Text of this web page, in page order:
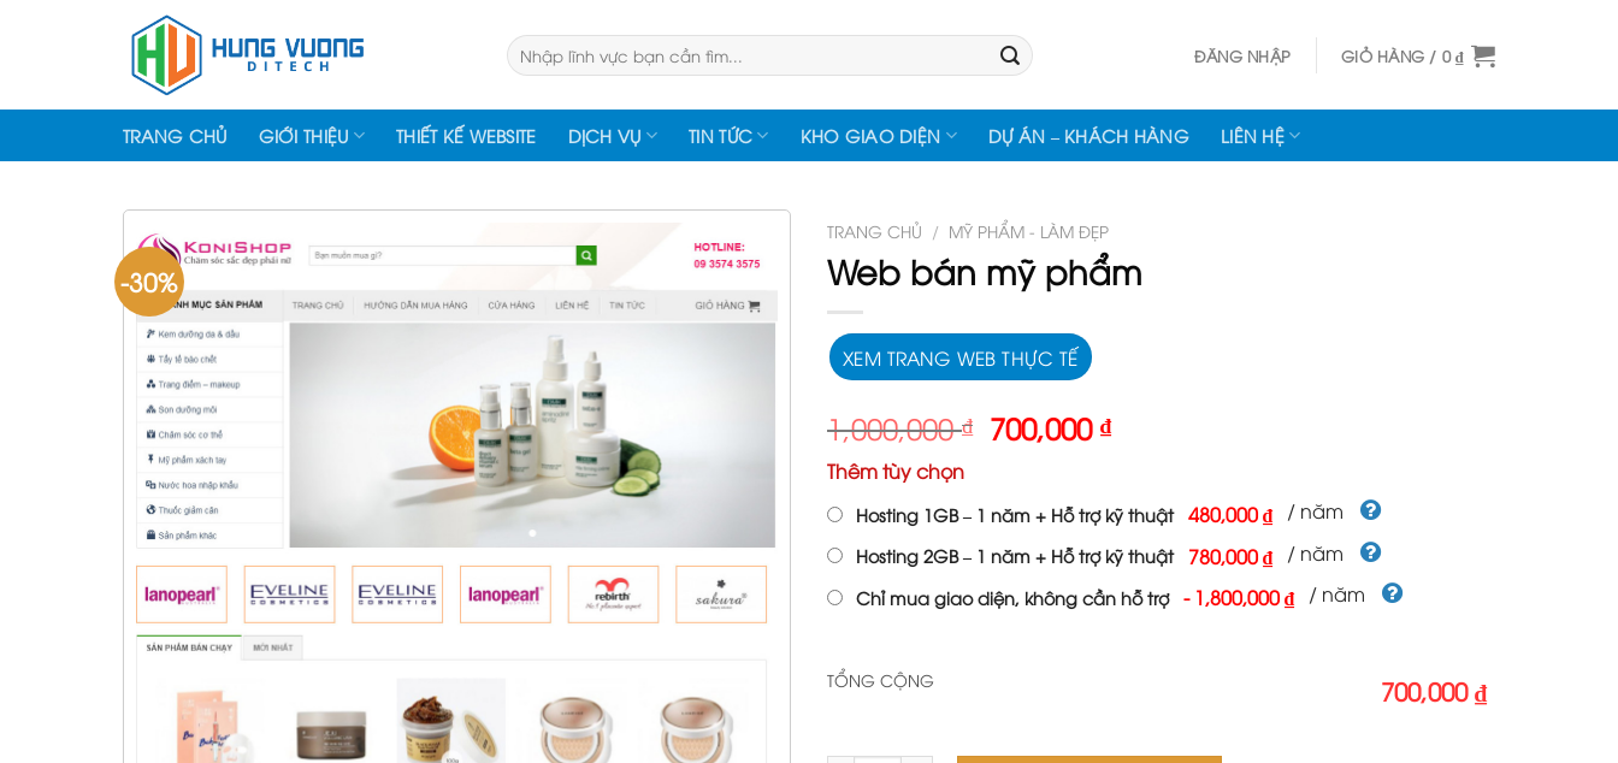
Tìm
kiếm:
ĐĂNG NHẬP GIỎ HÀNG / 0₫
TRANG CHỦ GIỚI THIỆU THIẾT KẾ WEBSITE DỊCH VỤ TIN TỨC KHO GIAO DIỆN DỰ ÁN – KHÁCH HÀNG LIÊN HỆ
-30%
TRANG CHỦ / MỸ PHẨM - LÀM ĐẸP
Web bán mỹ phẩm
XEM TRANG WEB THỰC TẾ
1,000,000₫ Giá
gốc
1,000,000 ₫.
700,000₫Giá
là:
700,000 ₫.
Thêm tùy chọn
Hosting 1GB – 1 năm + Hỗ trợ kỹ thuật 480,000 ₫ / năm
Hosting 2GB – 1 năm + Hỗ trợ kỹ thuật 780,000 ₫ / năm
Chỉ mua giao diện, không cần hỗ trợ -1,800,000 ₫ / năm
TỔNG CỘNG 700,000 ₫